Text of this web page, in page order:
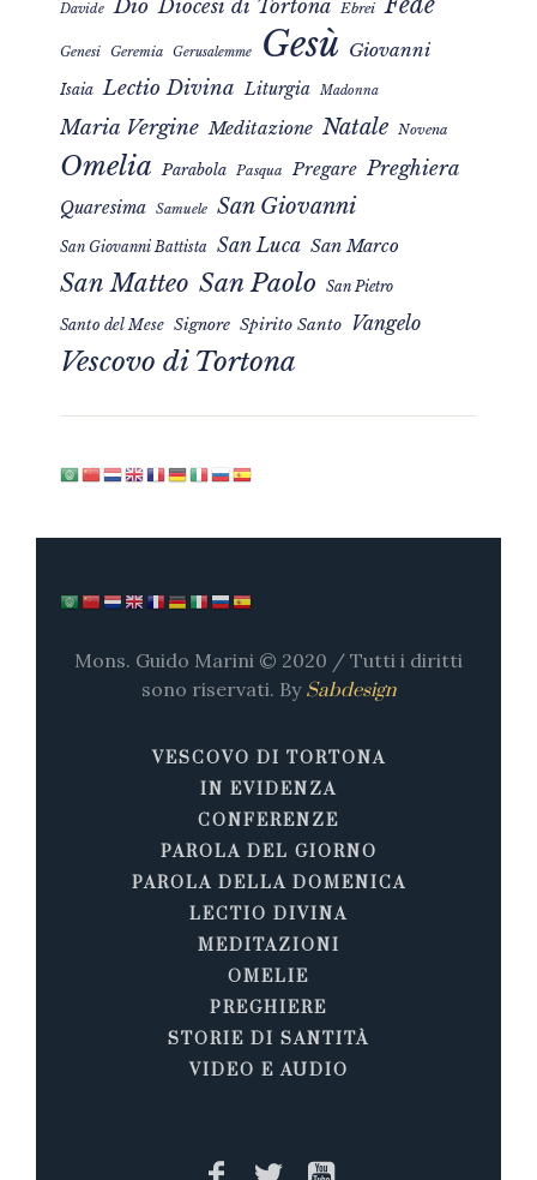
Davide Dio Diocesi di Tortona Ebrei
Genesi Geremia Gerusalemme Gesù Giovanni
Isaia Lectio Divina Liturgia Madonna
Maria Vergine Meditazione Natale Novena
Omelia Parabola Pasqua Pregare Preghiera
Quaresima Samuele San Giovanni
San Giovanni Battista San Luca San Marco
San Matteo San Paolo San Pietro
Santo del Mese Signore Spirito Santo Vangelo
Vescovo di Tortona
Mons. Guido Marini © 2020 / Tutti i diritti
sono riservati. By Sabdesign
VESCOVO DI TORTONA
IN EVIDENZA
CONFERENZE
PAROLA DEL GIORNO
PAROLA DELLA DOMENICA
LECTIO DIVINA
MEDITAZIONI
OMELIE
PREGHIERE
STORIE DI SANTITÀ
VIDEO E AUDIO